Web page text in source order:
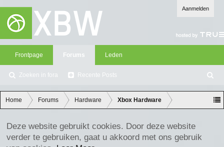
Aanmelden
Frontpage Forums
Zoeken in fora Recente Posts
Leden
oe
ke
n
Home Forums Hardware Xbox Hardware
Deze website gebruikt cookies. Door deze website
verder te gebruiken, gaat u akkoord met ons gebruik